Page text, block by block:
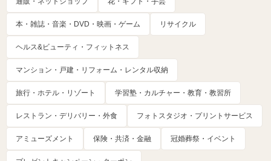
本・雑誌・音楽・DVD・映画・ゲーム リサイクル
ヘルス&ビューティ・フィットネス
マンション・戸建・リフォーム・レンタル収納
旅行・ホテル・リゾート 学習塾・カルチャー・教育・教習所
レストラン・デリバリー・外食 フォトスタジオ・プリントサービス
アミューズメント 保険・共済・金融 冠婚葬祭・イベント